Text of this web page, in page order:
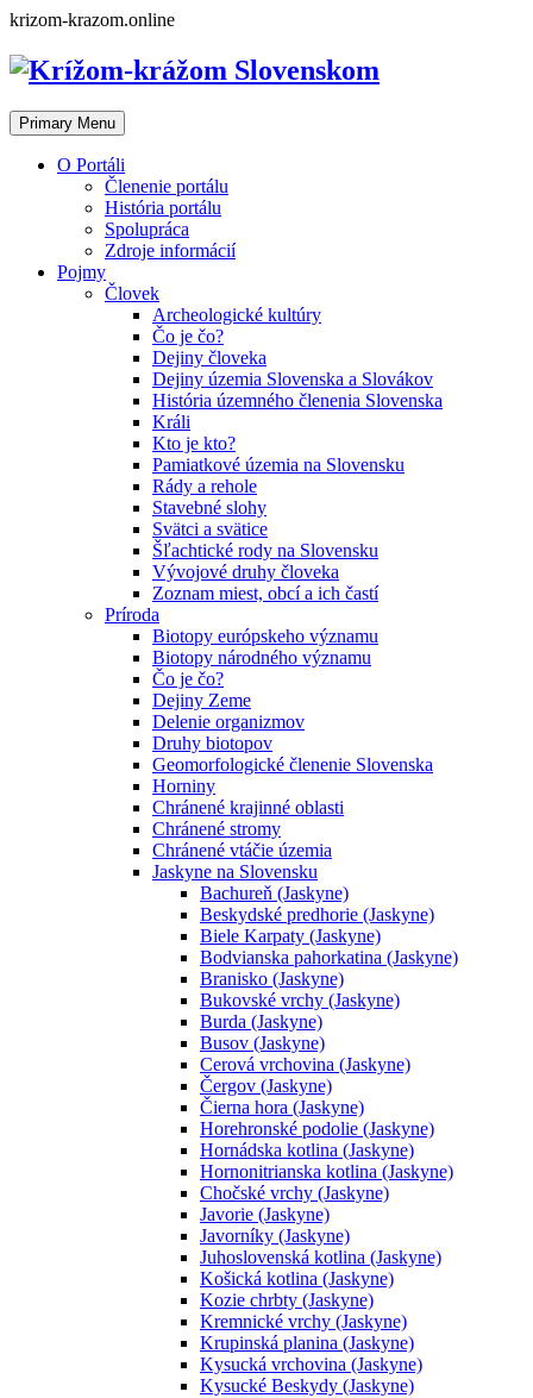
Skip
content
krizom-krazom.online
Primary Menu
O Portáli
Členenie portálu
História portálu
Spolupráca
Zdroje informácií
Pojmy
Človek
Archeologické kultúry
Čo je čo?
Dejiny človeka
Dejiny územia Slovenska a Slovákov
História územného členenia Slovenska
Králi
Kto je kto?
Pamiatkové územia na Slovensku
Rády a rehole
Stavebné slohy
Svätci a svätice
Šľachtické rody na Slovensku
Vývojové druhy človeka
Zoznam miest, obcí a ich častí
Príroda
Biotopy európskeho významu
Biotopy národného významu
Čo je čo?
Dejiny Zeme
Delenie organizmov
Druhy biotopov
Geomorfologické členenie Slovenska
Horniny
Chránené krajinné oblasti
Chránené stromy
Chránené vtáčie územia
Jaskyne na Slovensku
Bachureň (Jaskyne)
Beskydské predhorie (Jaskyne)
Biele Karpaty (Jaskyne)
Bodvianska pahorkatina (Jaskyne)
Branisko (Jaskyne)
Bukovské vrchy (Jaskyne)
Burda (Jaskyne)
Busov (Jaskyne)
Cerová vrchovina (Jaskyne)
Čergov (Jaskyne)
Čierna hora (Jaskyne)
Horehronské podolie (Jaskyne)
Hornádska kotlina (Jaskyne)
Hornonitrianska kotlina (Jaskyne)
Chočské vrchy (Jaskyne)
Javorie (Jaskyne)
Javorníky (Jaskyne)
Juhoslovenská kotlina (Jaskyne)
Košická kotlina (Jaskyne)
Kozie chrbty (Jaskyne)
Kremnické vrchy (Jaskyne)
Krupinská planina (Jaskyne)
Kysucká vrchovina (Jaskyne)
Kysucké Beskydy (Jaskyne)